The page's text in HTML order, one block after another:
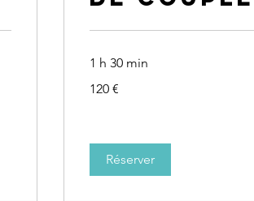
1 h 30 min
euros
120 €
Réserver